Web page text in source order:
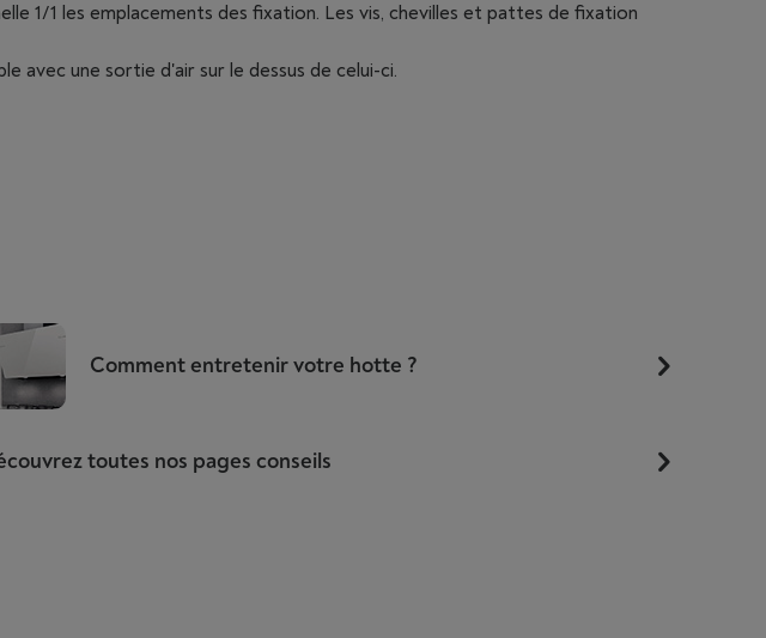
1/1 les emplacements des fixation. Les vis, chevilles et pattes de fixation
avec une sortie d'air sur le dessus de celui-ci.
Comment entretenir votre hotte ?
toutes nos pages conseils